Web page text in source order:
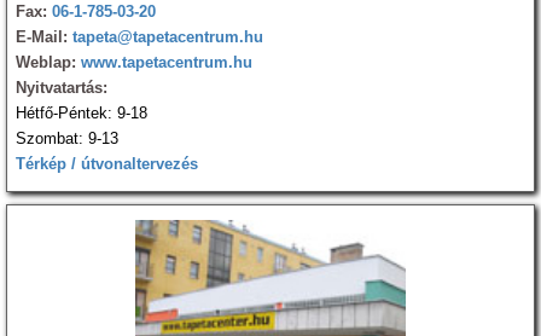
Fax: 06-1-785-03-20
E-Mail: tapeta@tapetacentrum.hu
Weblap: www.tapetacentrum.hu
Nyitvatartás:
Hétfő-Péntek: 9-18
Szombat: 9-13
Térkép / útvonaltervezés